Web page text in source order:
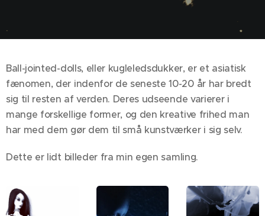
Ball-jointed-dolls, eller kugleledsdukker, er et asiatisk
fænomen, der indenfor de seneste 10-20 år har bredt
sig til resten af verden. Deres udseende varierer i
mange forskellige former, og den kreative frihed man
har med dem gør dem til små kunstværker i sig selv.
Dette er lidt billeder fra min egen samling.